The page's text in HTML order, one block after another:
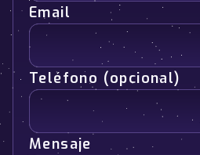
Email
Teléfono (opcional)
Mensaje